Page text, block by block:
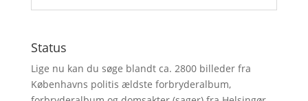
Status
Lige nu kan du søge blandt ca. 2800 billeder fra
Københavns politis ældste forbryderalbum,